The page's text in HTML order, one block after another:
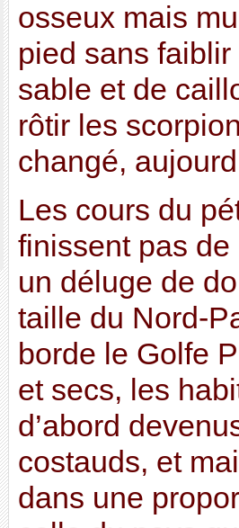
osseux mais
pied sans
sable et de
rôtir les
changé,
Les cours du
finissent pas
un déluge de
taille du Nord-
borde le Golfe
et secs, les
d’abord
costauds, et
dans une